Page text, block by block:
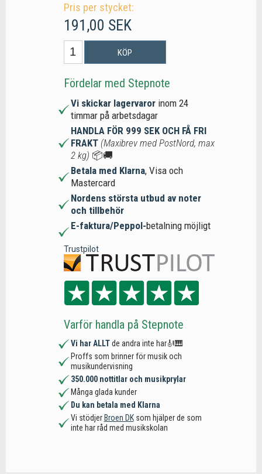
Pris per stycket:
191,00 SEK
KÖP
Fördelar med Stepnote
Vi skickar lagervaror inom 24
timmar på arbetsdagar
HANDLA FÖR 999 SEK OCH FÅ FRI
FRAKT (Maxibrev med PostNord, max
2 kg) 📦🚚
Betala med Klarna, Visa och
Mastercard
Nordens största utbud av noter
och tillbehör
E-faktura/Peppol-betalning möjligt
Trustpilot
Varför handla på Stepnote
Vi har ALLTde andra inte har🎻🎹
Proffs som brinner för musik och
musikundervisning
350.000 nottitlar och musikprylar
Många glada kunder
Du kan betala med Klarna
Vi stödjer Broen DKsom hjälper de som
inte har råd med musikskolan